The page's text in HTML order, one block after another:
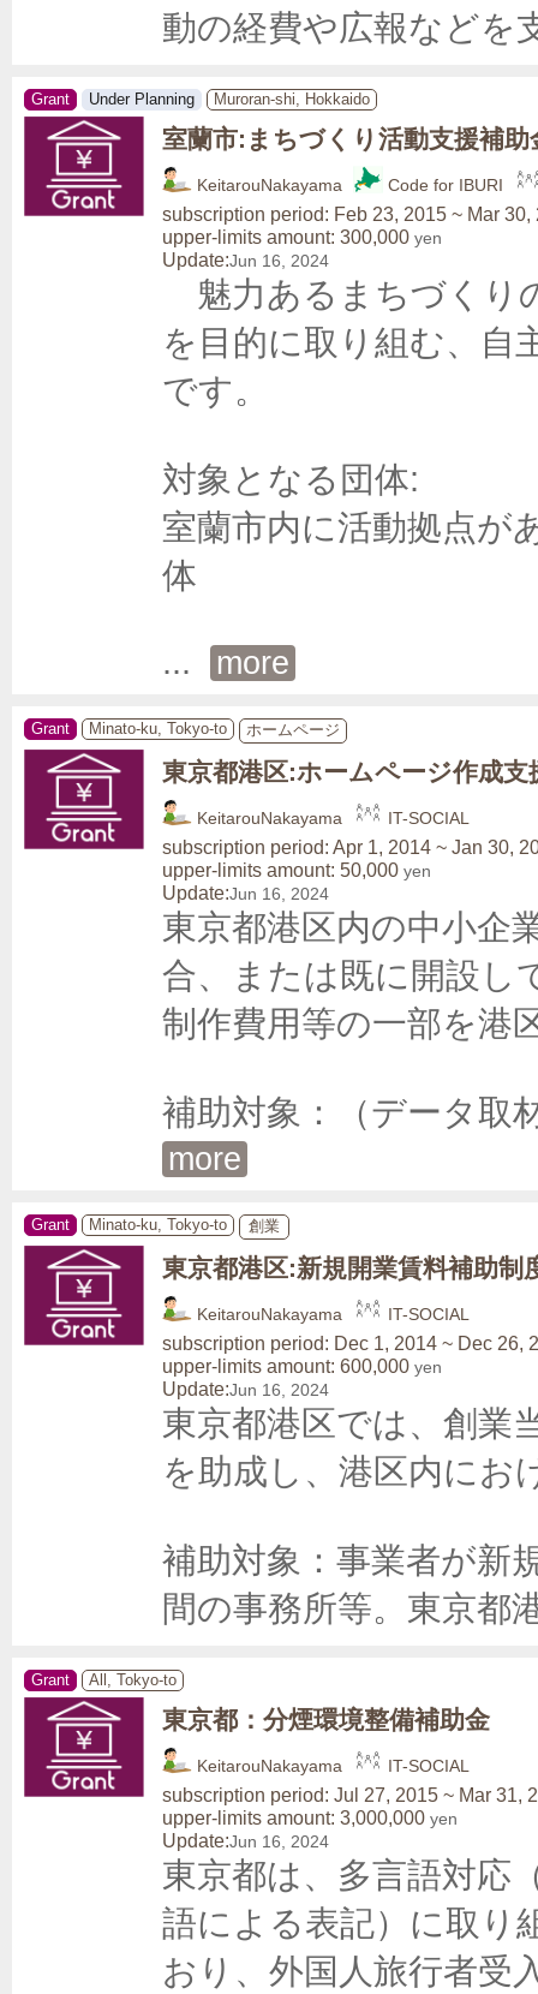
動の経費や広報などを
Grant Under Planning Muroran-shi, Hokkaido
室蘭市:まちづくり活動支援補助
KeitarouNakayama Code for IBURI
subscription period: Feb 23, 2015 ~ Mar 30,
upper-limits amount: 300,000 yen
Update:Jun 16, 2024
魅力あるまちづくり
を目的に取り組む、自
です。
対象となる団体:
室蘭市内に活動拠点が
体
... more
Grant Minato-ku, Tokyo-to ホームページ
東京都港区:ホームページ作成支
KeitarouNakayama IT-SOCIAL
subscription period: Apr 1, 2014 ~ Jan 30,
upper-limits amount: 50,000 yen
Update:Jun 16, 2024
東京都港区内の中小企
合、または既に開設し
制作費用等の一部を港
補助対象：（データ取
more
Grant Minato-ku, Tokyo-to 創業
東京都港区:新規開業賃料補助制
KeitarouNakayama IT-SOCIAL
subscription period: Dec 1, 2014 ~ Dec 26,
upper-limits amount: 600,000 yen
Update:Jun 16, 2024
東京都港区では、創業
を助成し、港区内にお
補助対象：事業者が新
間の事務所等。東京都
Grant All, Tokyo-to
東京都：分煙環境整備補助金
KeitarouNakayama IT-SOCIAL
subscription period: Jul 27, 2015 ~ Mar 31,
upper-limits amount: 3,000,000 yen
Update:Jun 16, 2024
東京都は、多言語対応
語による表記）に取り
おり、外国人旅行者受